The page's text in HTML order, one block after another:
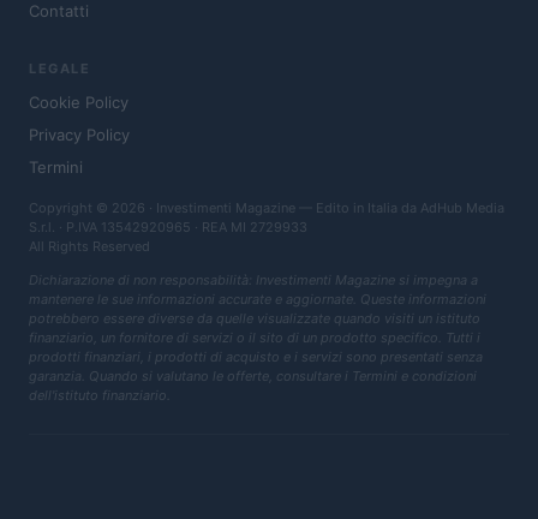
Contatti
LEGALE
Cookie Policy
Privacy Policy
Termini
Copyright © 2026 · Investimenti Magazine — Edito in Italia da AdHub Media
S.r.l. · P.IVA 13542920965 · REA MI 2729933
All Rights Reserved
Dichiarazione di non responsabilità: Investimenti Magazine si impegna a
mantenere le sue informazioni accurate e aggiornate. Queste informazioni
potrebbero essere diverse da quelle visualizzate quando visiti un istituto
finanziario, un fornitore di servizi o il sito di un prodotto specifico. Tutti i
prodotti finanziari, i prodotti di acquisto e i servizi sono presentati senza
garanzia. Quando si valutano le offerte, consultare i Termini e condizioni
dell'istituto finanziario.